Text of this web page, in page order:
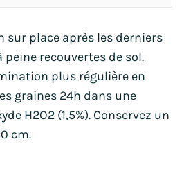
sur place après les derniers
peine recouvertes de sol.
plus régulière en
graines 24h dans une
H2O2 (1,5%). Conservez un
cm.